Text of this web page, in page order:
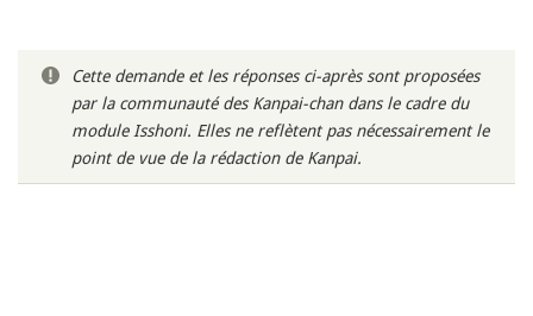
Cette demande et les réponses ci-après sont proposées
par la communauté des Kanpai-chan dans le cadre du
module Isshoni. Elles ne reflètent pas nécessairement le
point de vue de la rédaction de Kanpai.